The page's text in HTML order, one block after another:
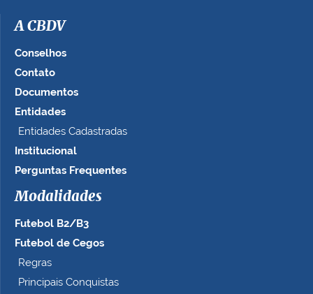
a
e
n
o
t
m
a
n
o
o
m
e
A CBDV
Conselhos
Contato
Documentos
Entidades
Entidades Cadastradas
Institucional
Perguntas Frequentes
Modalidades
Futebol B2/B3
Futebol de Cegos
Regras
Principais Conquistas